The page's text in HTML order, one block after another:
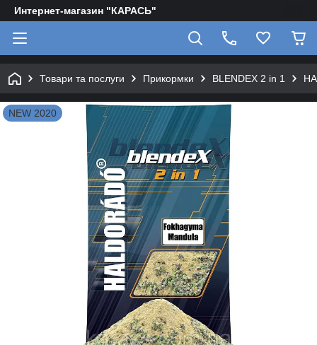
Интернет-магазин "КАРАСЬ"
Товари та послуги Прикормки BLENDEX 2 in 1
NEW 2020